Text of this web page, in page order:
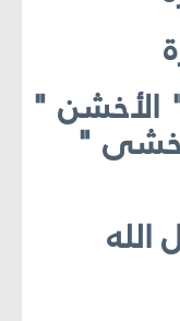
" الأخشن "
"